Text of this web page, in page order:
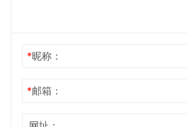
*昵称：
*邮箱：